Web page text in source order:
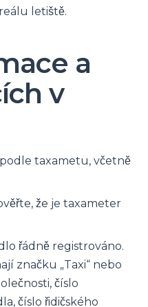
letiště.
a
v
taxametu, včetně
že je taxameter
řádně registrováno.
značku „Taxi“ nebo
číslo
číslo řidičského